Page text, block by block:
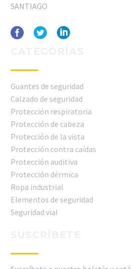
SANTIAGO
Guantes de seguridad
Calzado de seguridad
Protección respiratoria
Protección de cabeza
Protección de la vista
Protección contra caídas
Protección auditiva
Protección dérmica
Ropa industrial
Elementos de seguridad
Seguridad vial